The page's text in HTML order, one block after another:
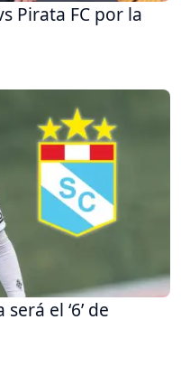
Pirata FC por la
el ‘6’ de